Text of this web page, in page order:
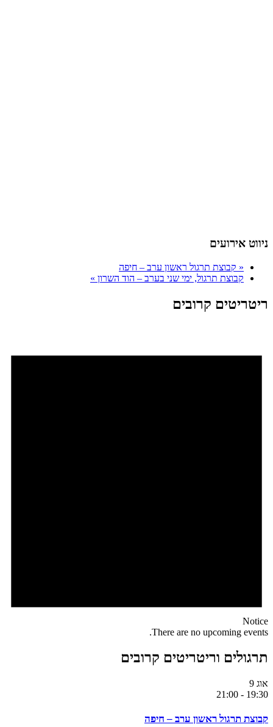
ניווט אירועים
« קבוצת תרגול ראשון ערב – חיפה
קבוצת תרגול, ימי שני בערב – הוד השרון »
ריטריטים קרובים
Notice
There are no upcoming events.
תרגולים וריטריטים קרובים
אוג 9
19:30
-
21:00
קבוצת תרגול ראשון ערב – חיפה